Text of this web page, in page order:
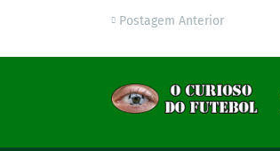
Postagem Anterior